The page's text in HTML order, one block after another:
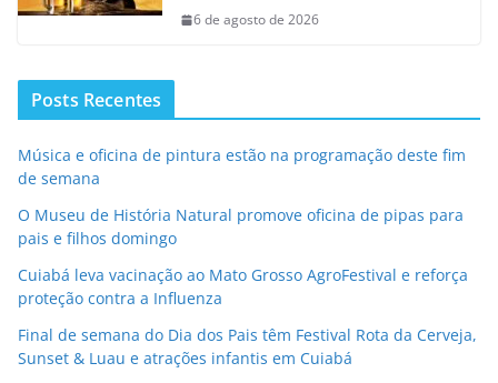
6 de agosto de 2026
Posts Recentes
Música e oficina de pintura estão na programação deste fim
de semana
O Museu de História Natural promove oficina de pipas para
pais e filhos domingo
Cuiabá leva vacinação ao Mato Grosso AgroFestival e reforça
proteção contra a Influenza
Final de semana do Dia dos Pais têm Festival Rota da Cerveja,
Sunset & Luau e atrações infantis em Cuiabá